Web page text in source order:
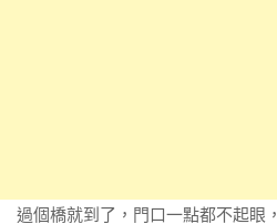
過個橋就到了，門口一點都不起眼，